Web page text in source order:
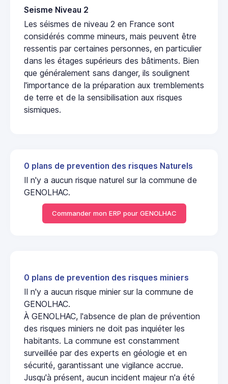
Seisme Niveau 2
Les séismes de niveau 2 en France sont
considérés comme mineurs, mais peuvent être
ressentis par certaines personnes, en particulier
dans les étages supérieurs des bâtiments. Bien
que généralement sans danger, ils soulignent
l'importance de la préparation aux tremblements
de terre et de la sensibilisation aux risques
sismiques.
0 plans de prevention des risques Naturels
Il n'y a aucun risque naturel sur la commune de
GENOLHAC.
Commander mon ERP pour GENOLHAC
0 plans de prevention des risques miniers
Il n'y a aucun risque minier sur la commune de
GENOLHAC.
À GENOLHAC, l'absence de plan de prévention
des risques miniers ne doit pas inquiéter les
habitants. La commune est constamment
surveillée par des experts en géologie et en
sécurité, garantissant une vigilance accrue.
Jusqu'à présent, aucun incident majeur n'a été